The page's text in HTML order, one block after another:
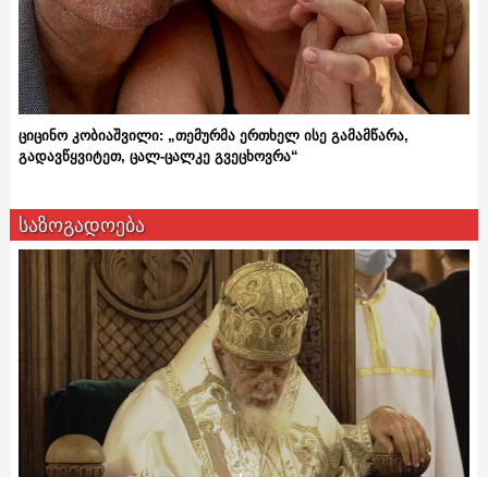
ციცინო კობიაშვილი: „თემურმა ერთხელ ისე გამამწარა,
გადავწყვიტეთ, ცალ-ცალკე გვეცხოვრა“
საზოგადოება